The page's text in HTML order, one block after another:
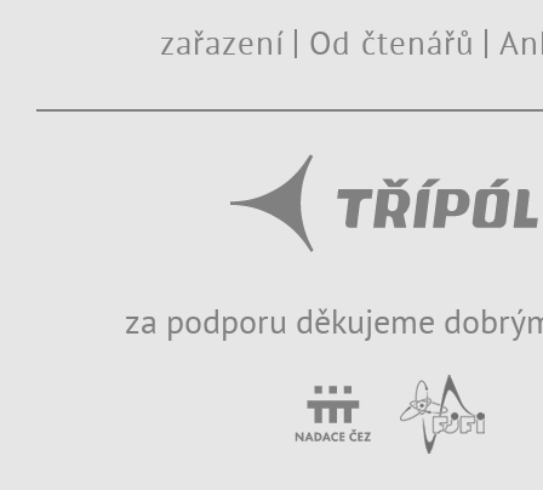
zařazení Od čtenářů
za podporu děkujeme